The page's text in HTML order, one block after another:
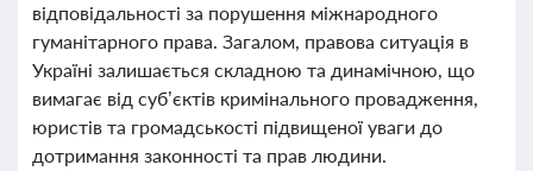
відповідальності за порушення міжнародного
гуманітарного права. Загалом, правова ситуація в
Україні залишається складною та динамічною, що
вимагає від суб’єктів кримінального провадження,
юристів та громадськості підвищеної уваги до
дотримання законності та прав людини.